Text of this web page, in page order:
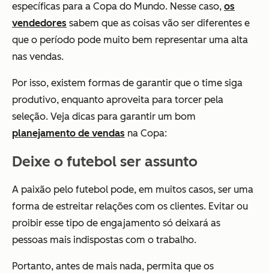
específicas para a Copa do Mundo. Nesse caso, os
vendedores sabem que as coisas vão ser diferentes e
que o período pode muito bem representar uma alta
nas vendas.
Por isso, existem formas de garantir que o time siga
produtivo, enquanto aproveita para torcer pela
seleção. Veja dicas para garantir um bom
planejamento de vendas na Copa:
Deixe o futebol ser assunto
A paixão pelo futebol pode, em muitos casos, ser uma
forma de estreitar relações com os clientes. Evitar ou
proibir esse tipo de engajamento só deixará as
pessoas mais indispostas com o trabalho.
Portanto, antes de mais nada, permita que os